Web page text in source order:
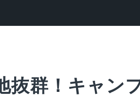
抜群！キャン